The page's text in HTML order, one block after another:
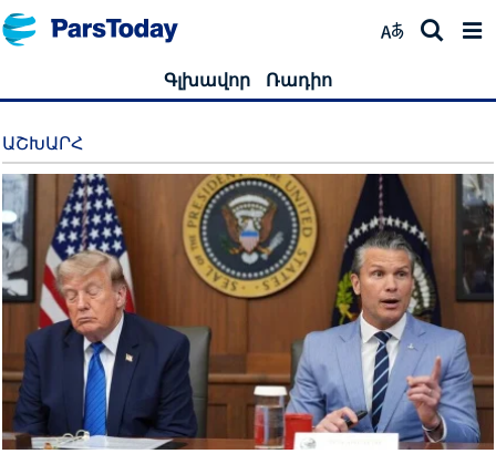
Գլխավոր Ռադիո
ԱՇԽԱՐՀ